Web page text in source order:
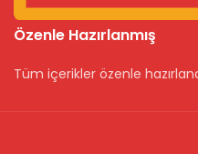
Özenle Hazırlanmış
Tüm içerikler özenle